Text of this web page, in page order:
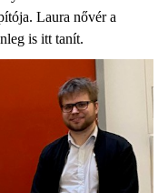
Laura nővér a
is itt tanít.